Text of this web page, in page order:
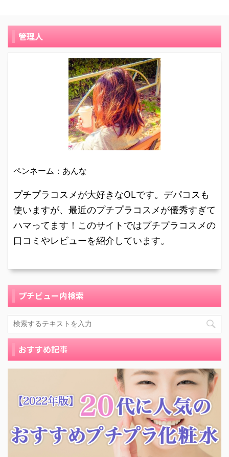
シャドウの厚塗りよりも
手軽で自然なのでマスカ
ラは使いたい...。 色々な
製品を探して試してみま
したが、このマスカラは
「センイ」や「ラメ」が
て涙目になりやすく、皮
カラを使っても夕方には
パンダ目になるタイプで
す。 パウダーを目元に塗
ったり、強力ウォーター
プルーフのマスカラを試
したり、色々と工夫して
きました。 ...
よね？！ そんなパンダ目
とも、このヒロインメイ
クのロング&カールマス
カラスーパーウォーター
プルーフを使うとおさら
ばできちゃいます！ 実際
に使っているふたりの人
の、写真付きレビューを
参考にしてみてくださ
い。 ロング＆カールは長
さとカールキープ力は抜
群！ 24歳の専業主婦で
す。マツゲが短いです。
私はマツゲが短いのが悩
みでした。いつもビュー
ラーでマツゲを上げた後
にマスカラで固定します
が、マスカラによっては
かりボリュームアップさ
せてくれます。 ディーア
ップ ボリュームエクステ
ンション マスカラの口コ
ミレビューを紹介しま
す！ 38歳のパートで
す。肌質はオイリー肌で
す。 いわゆる大型チェー
ンのドラッグストアで、
ラのお試し出来るサンプ
ルが設置されていたの
で、興味本位というより
かは、その場しのぎで使
ってみようと思って手に
管理人
ペンネーム：あんな
プチプラコスメが大好きなOLです。デパコスも
使いますが、最近のプチプラコスメが優秀すぎて
ハマってます！このサイトではプチプラコスメの
口コミやレビューを紹介しています。
プチビュー内検索
おすすめ記事